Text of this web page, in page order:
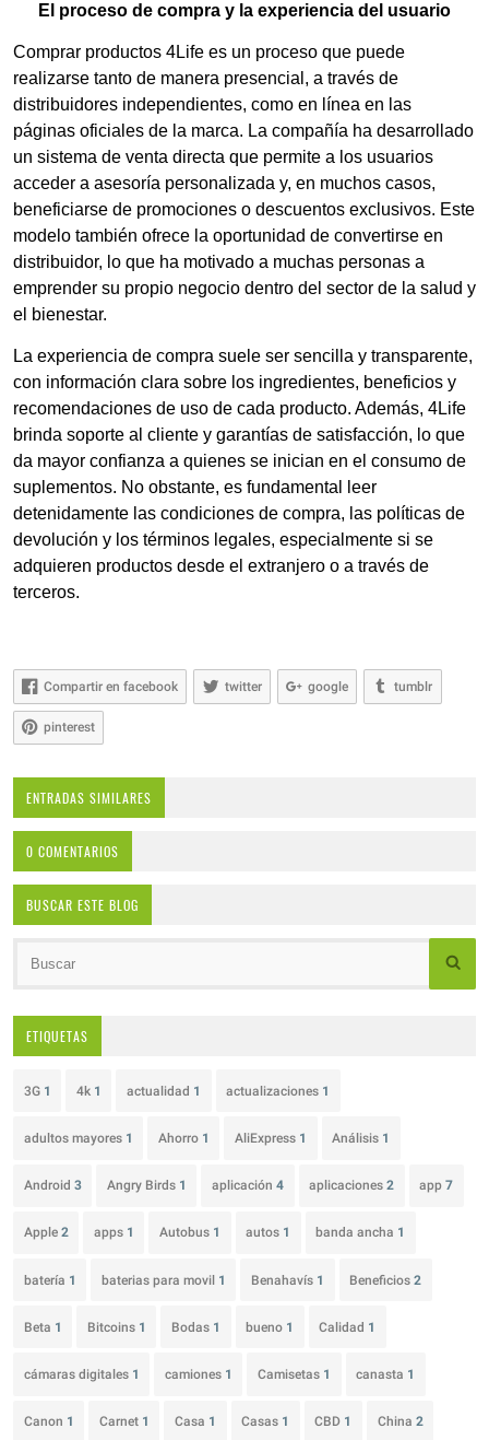
El proceso de compra y la experiencia del usuario
Comprar productos 4Life es un proceso que puede
realizarse tanto de manera presencial, a través de
distribuidores independientes, como en línea en las
páginas oficiales de la marca. La compañía ha desarrollado
un sistema de venta directa que permite a los usuarios
acceder a asesoría personalizada y, en muchos casos,
beneficiarse de promociones o descuentos exclusivos. Este
modelo también ofrece la oportunidad de convertirse en
distribuidor, lo que ha motivado a muchas personas a
emprender su propio negocio dentro del sector de la salud y
el bienestar.
La experiencia de compra suele ser sencilla y transparente,
con información clara sobre los ingredientes, beneficios y
recomendaciones de uso de cada producto. Además, 4Life
brinda soporte al cliente y garantías de satisfacción, lo que
da mayor confianza a quienes se inician en el consumo de
suplementos. No obstante, es fundamental leer
detenidamente las condiciones de compra, las políticas de
devolución y los términos legales, especialmente si se
adquieren productos desde el extranjero o a través de
terceros.
Compartir en facebook twitter google tumblr
pinterest
ENTRADAS SIMILARES
0 COMENTARIOS
BUSCAR ESTE BLOG
ETIQUETAS
3G 1 4k 1 actualidad 1 actualizaciones 1
adultos mayores 1 Ahorro 1 AliExpress 1 Análisis 1
Android 3 Angry Birds 1 aplicación 4 aplicaciones2 app7
Apple 2 apps 1 Autobus 1 autos 1 banda ancha 1
batería 1 baterias para movil 1 Benahavís 1 Beneficios2
Beta 1 Bitcoins 1 Bodas 1 bueno 1 Calidad 1
cámaras digitales 1 camiones 1 Camisetas 1 canasta 1
Canon 1 Carnet 1 Casa 1 Casas 1 CBD 1 China 2